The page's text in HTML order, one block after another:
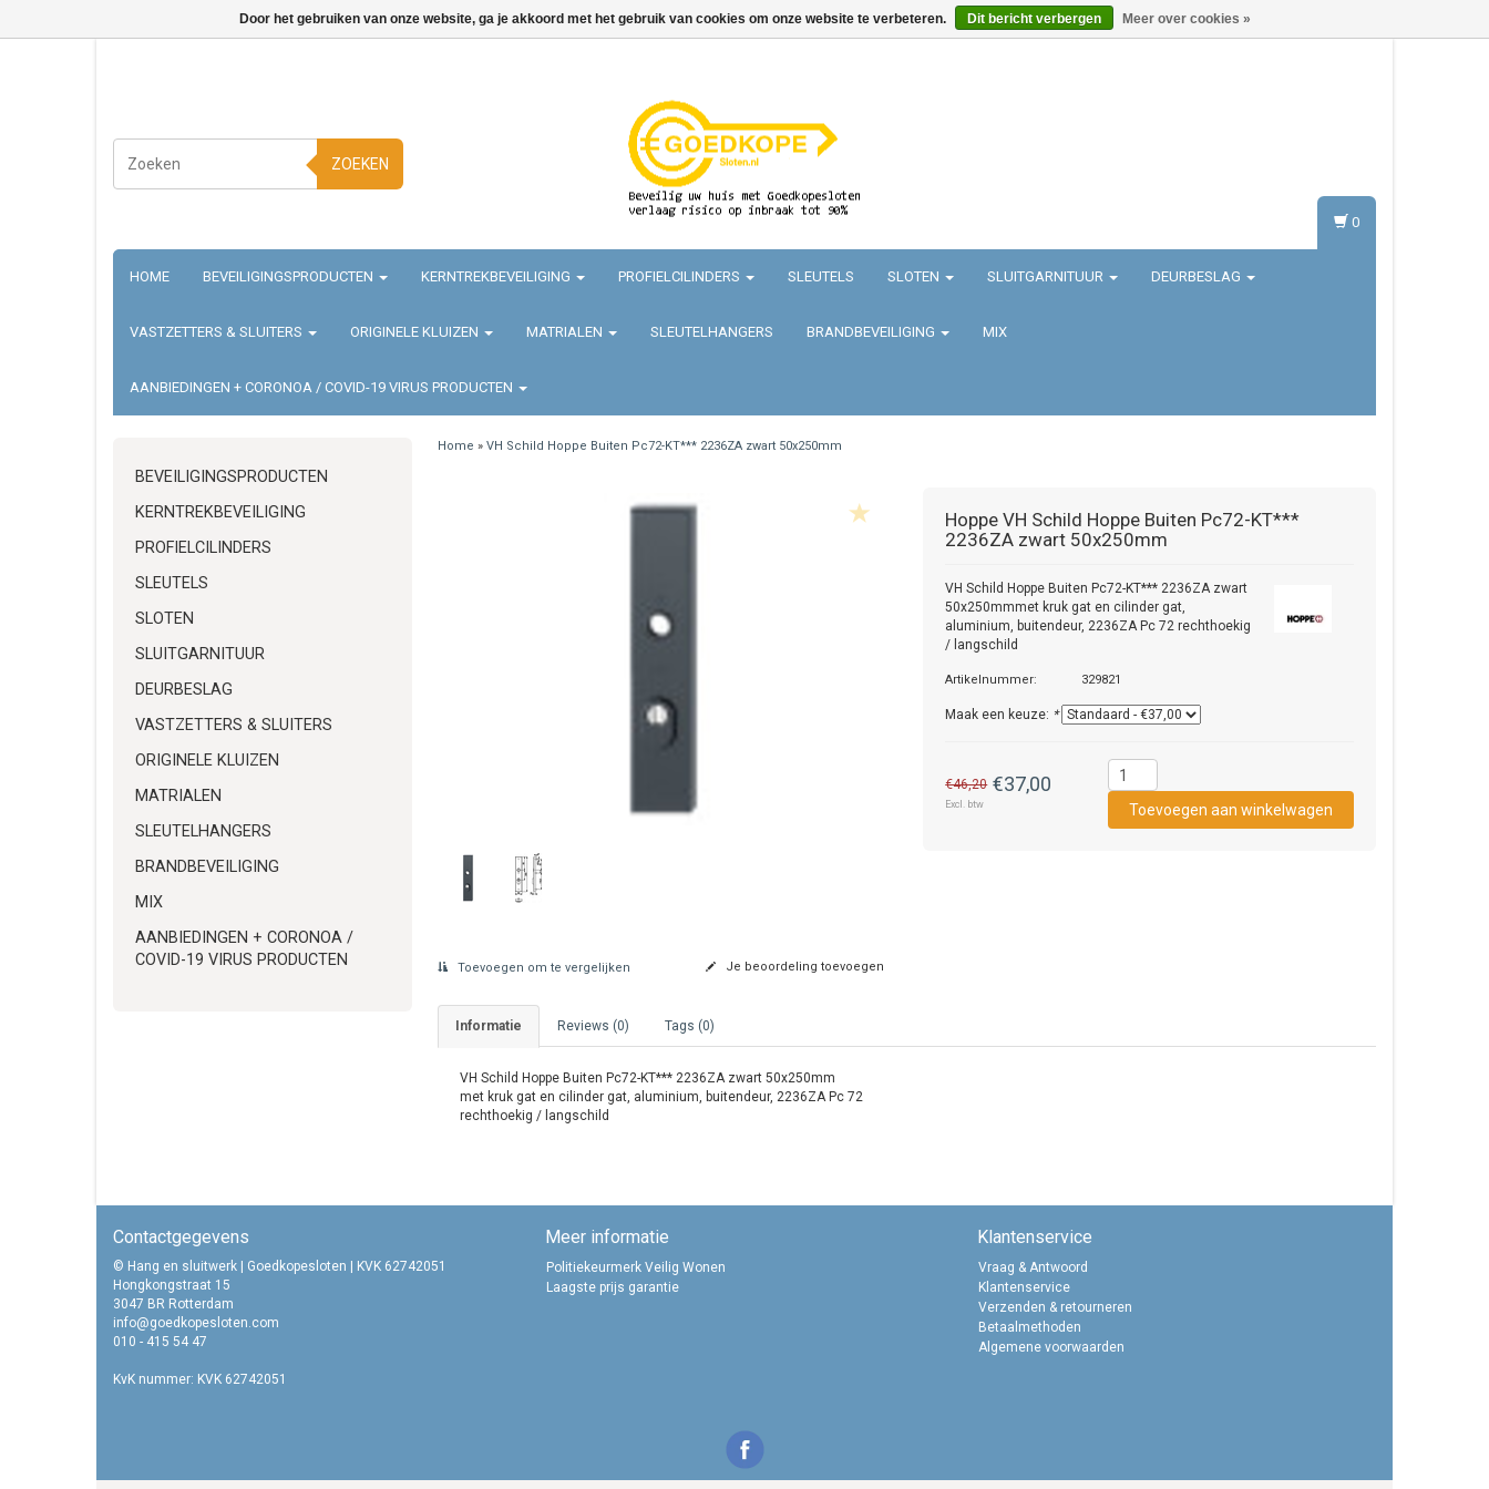
ZOEKEN
HOME BEVEILIGINGSPRODUCTEN KERNTREKBEVEILIGING PROFIELCILINDERS SLEUTELS SLOTEN SLUITGARNITUUR DEURBESLAG
VASTZETTERS & SLUITERS ORIGINELE KLUIZEN MATRIALEN SLEUTELHANGERS BRANDBEVEILIGING MIX
AANBIEDINGEN + CORONOA / COVID-19 VIRUS PRODUCTEN
0
BEVEILIGINGSPRODUCTEN
KERNTREKBEVEILIGING
PROFIELCILINDERS
SLEUTELS
SLOTEN
SLUITGARNITUUR
DEURBESLAG
VASTZETTERS & SLUITERS
ORIGINELE KLUIZEN
MATRIALEN
SLEUTELHANGERS
BRANDBEVEILIGING
MIX
AANBIEDINGEN + CORONOA /
COVID-19 VIRUS PRODUCTEN
Home » VH Schild Hoppe Buiten Pc72-KT*** 2236ZA zwart 50x250mm
Hoppe VH Schild Hoppe Buiten Pc72-KT***
2236ZA zwart 50x250mm
VH Schild Hoppe Buiten Pc72-KT*** 2236ZA zwart
50x250mmmet kruk gat en cilinder gat,
aluminium, buitendeur, 2236ZA Pc 72 rechthoekig
/ langschild
Artikelnummer: 329821
Maak een keuze: *
€46,20 €37,00
Excl. btw
Toevoegen om te vergelijken Je beoordeling toevoegen
Informatie Reviews (0) Tags (0)
VH Schild Hoppe Buiten Pc72-KT*** 2236ZA zwart 50x250mm
met kruk gat en cilinder gat, aluminium, buitendeur, 2236ZA Pc 72
rechthoekig / langschild
Contactgegevens
© Hang en sluitwerk | Goedkopesloten | KVK 62742051
Hongkongstraat 15
3047 BR Rotterdam
info@goedkopesloten.com
010 - 415 54 47
KvK nummer: KVK 62742051
Meer informatie
Politiekeurmerk Veilig Wonen
Laagste prijs garantie
Klantenservice
Vraag & Antwoord
Klantenservice
Verzenden & retourneren
Betaalmethoden
Algemene voorwaarden
Door het gebruiken van onze website, ga je akkoord met het gebruik van cookies om onze website te verbeteren. Dit bericht verbergen Meer over cookies »